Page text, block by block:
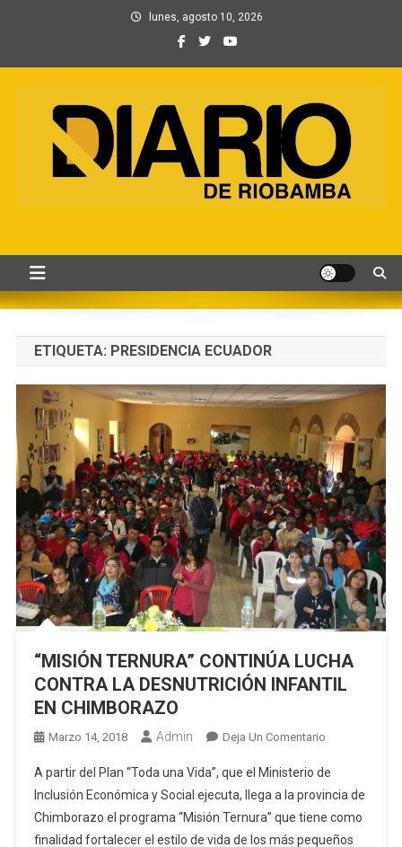
lunes, agosto 10, 2026
y Contenidos digitales
ETIQUETA: PRESIDENCIA ECUADOR
“MISIÓN TERNURA” CONTINÚA LUCHA
CONTRA LA DESNUTRICIÓN INFANTIL
EN CHIMBORAZO
Marzo 14, 2018 Admin Deja Un ComentarioEn
TERNURA”
CONTINÚA
LUCHA
CONTRA
A partir del Plan “Toda una Vida”, que el Ministerio de
Inclusión Económica y Social ejecuta, llega a la provincia de
Chimborazo el programa “Misión Ternura” que tiene como
finalidad fortalecer el estilo de vida de los más pequeños